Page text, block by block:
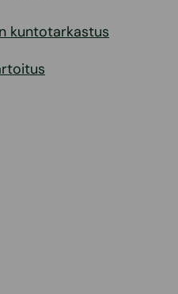
kuntotarkastus